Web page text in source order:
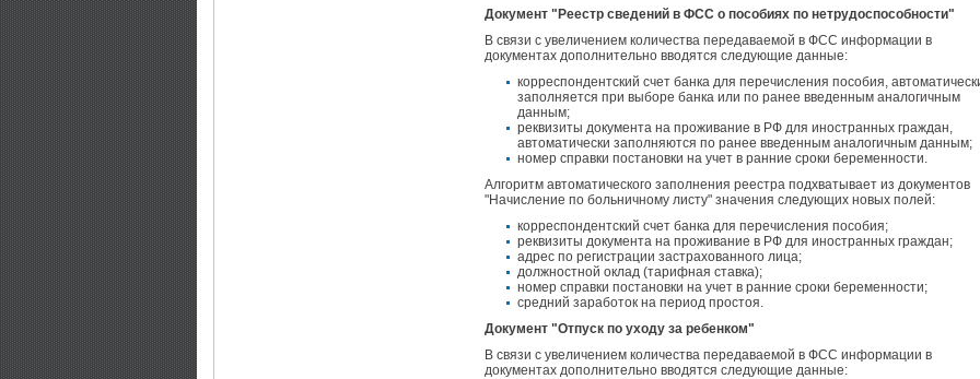
Документ "Реестр сведений в ФСС о пособиях по нетрудоспособности"
В связи с увеличением количества передаваемой в ФСС информации в
документах дополнительно вводятся следующие данные:
корреспондентский счет банка для перечисления пособия,
заполняется при выборе банка или по ранее введенным аналогичным
данным;
реквизиты документа на проживание в РФ для иностранных граждан,
автоматически заполняются по ранее введенным аналогичным данным;
номер справки постановки на учет в ранние сроки беременности.
Алгоритм автоматического заполнения реестра подхватывает из документов
"Начисление по больничному листу" значения следующих новых полей:
корреспондентский счет банка для перечисления пособия;
реквизиты документа на проживание в РФ для иностранных граждан;
адрес по регистрации застрахованного лица;
должностной оклад (тарифная ставка);
номер справки постановки на учет в ранние сроки беременности;
средний заработок на период простоя.
Документ "Отпуск по уходу за ребенком"
В связи с увеличением количества передаваемой в ФСС информации в
документах дополнительно вводятся следующие данные: